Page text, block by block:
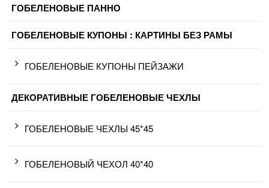
ГОБЕЛЕНОВЫЕ ПАННО
ГОБЕЛЕНОВЫЕ КУПОНЫ : КАРТИНЫ БЕЗ РАМЫ
ГОБЕЛЕНОВЫЕ КУПОНЫ ПЕЙЗАЖИ
ДЕКОРАТИВНЫЕ ГОБЕЛЕНОВЫЕ ЧЕХЛЫ
ГОБЕЛЕНОВЫЕ ЧЕХЛЫ 45*45
ГОБЕЛЕНОВЫЙ ЧЕХОЛ 40*40